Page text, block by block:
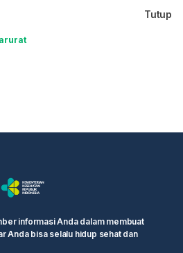
Tutup
informasi Anda dalam membuat
Anda bisa selalu hidup sehat dan